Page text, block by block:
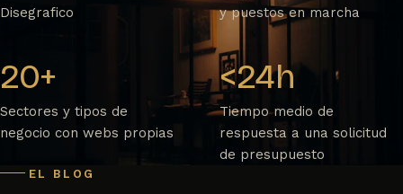
Disegrafico
y puestos en marcha
20+
Sectores y tipos de
negocio con webs propias
<24h
Tiempo medio de
respuesta a una solicitud
de presupuesto
EL BLOG